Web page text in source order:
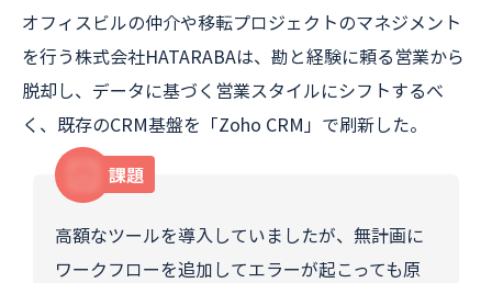
オフィスビルの仲介や移転プロジェクトのマネジメント
を行う株式会社HATARABAは、勘と経験に頼る営業から
脱却し、データに基づく営業スタイルにシフトするべ
く、既存のCRM基盤を「Zoho CRM」で刷新した。
課題
高額なツールを導入していましたが、無計画に
ワークフローを追加してエラーが起こっても原